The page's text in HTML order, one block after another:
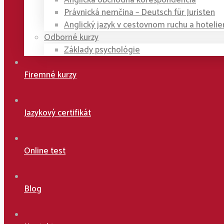
Právnická nemčina – Deutsch für Juristen
Anglický jazyk v cestovnom ruchu a
Odborné kurzy
Základy psychológie
Firemné kurzy
Jazykový certifikát
Online test
Blog